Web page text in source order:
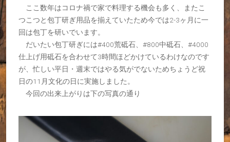
ここ数年はコロナ禍で家で料理する機会も多く、またこ
つこつと包丁研ぎ用品を揃えていたため今では2-3ヶ月に一
回は包丁を研いでいます。
だいたい包丁研ぎには#400荒砥石、#800中砥石、#4000
仕上げ用砥石を合わせて3時間ほどかけているわけなのです
が、忙しい平日・週末ではやる気がでないためちょうど祝
日の11月文化の日に実施しました。
今回の出来上がりは下の写真の通り